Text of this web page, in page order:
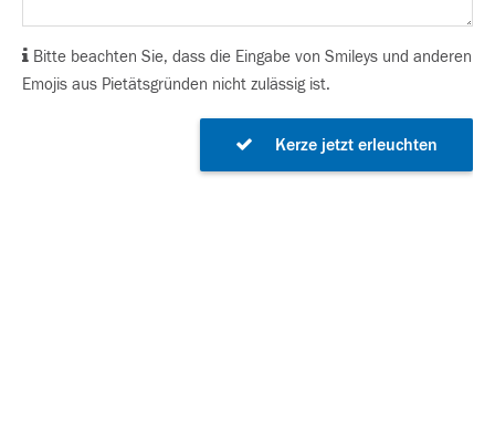
Bitte beachten Sie, dass die Eingabe von Smileys und anderen
Emojis aus Pietätsgründen nicht zulässig ist.
Kerze jetzt erleuchten